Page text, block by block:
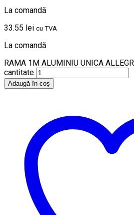
La comandă
33.55 lei cu TVA
La comandă
RAMA 1M ALUMINIU UNICA
cantitate
Adaugă în coș